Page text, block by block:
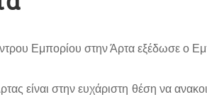
Εμπορίου στην Άρτα εξέδωσε ο
είναι στην ευχάριστη θέση να